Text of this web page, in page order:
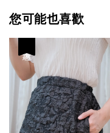
您可能也喜歡